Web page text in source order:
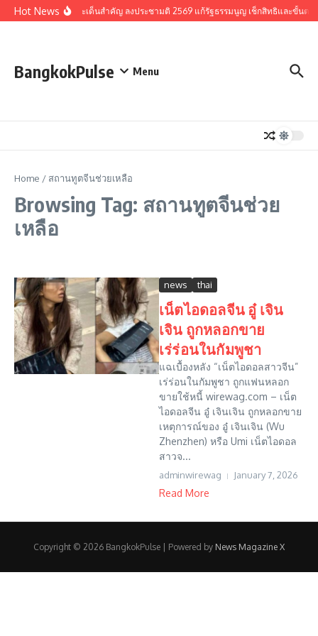
Skip to content
Hot Newsรวมประเด็นสำคัญ ลงประชามติ 2569 แก้รัฐธรรมนูญ เช็กสิทธิและขั้นตอ
BangkokPulse Menu
Home / สถานทูตจีนช่วยเหลือ
Browsing Tag: สถานทูตจีนช่วย
เหลือ
news thai
เน็ตไอดอลจีน อู๋ เจิน
เจิน ถูกหลอกขาย
เร่ร่อนในกัมพูชา
แฉเบื้องหลัง “เน็ตไอดอลสาวจีน”
เร่ร่อนในกัมพูชา ถูกแฟนหลอก
ขายใช้หนี้ wirewag.com – เน็ต
ไอดอลจีน อู๋ เจินเจิน ถูกหลอกขาย
เหตุการณ์ของ อู๋ เจินเจิน (Wu
Zhenzhen) หรือ Umi เน็ตไอดอล
สาวจ...
adminwirewag January 7, 2026
Read More
Copyright © 2026 BangkokPulse | Powered by News Magazine X